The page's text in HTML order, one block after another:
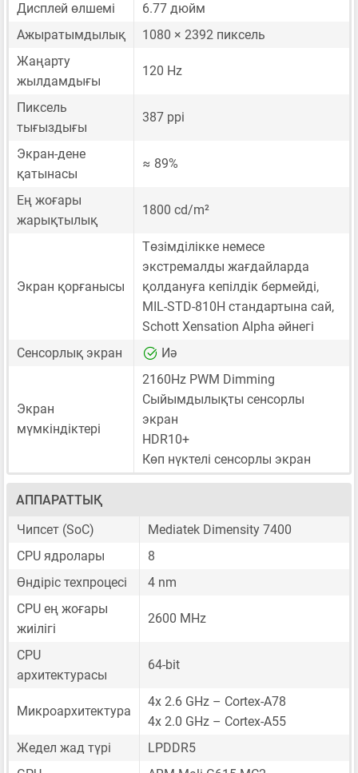
Дисплей өлшемі
6.77 дюйм
Ажыратымдылық
1080 × 2392 пиксель
Жаңарту
жылдамдығы
120 Hz
Пиксель
тығыздығы
387 ppi
Экран-дене
қатынасы
≈ 89%
Ең жоғары
жарықтылық
1800 cd/m²
Экран қорғанысы
Төзімділікке немесе
экстремалды жағдайларда
қолдануға кепілдік бермейді,
MIL-STD-810H стандартына сай,
Schott Xensation Alpha әйнегі
Сенсорлық экран
Иә
Экран
мүмкіндіктері
2160Hz PWM Dimming
Сыйымдылықты сенсорлы
экран
HDR10+
Көп нүктелі сенсорлы экран
АППАРАТТЫҚ
Чипсет (SoC)
Mediatek Dimensity 7400
CPU ядролары
8
Өндіріс техпроцесі
4 nm
CPU ең жоғары
жиілігі
2600 MHz
CPU
архитектурасы
64-bit
Микроархитектура
4x 2.6 GHz – Cortex-A78
4x 2.0 GHz – Cortex-A55
Жедел жад түрі
LPDDR5